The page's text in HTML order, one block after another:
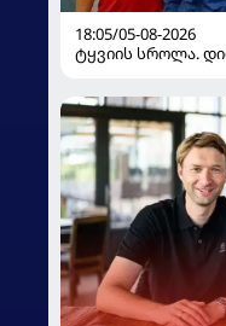
18:05/05-08-2026
ტყვიის სროლა.